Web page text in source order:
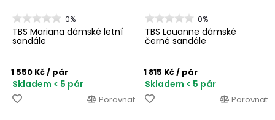
0%
TBS Mariana dámské letní
sandále
1 550 Kč/ pár
Skladem < 5 pár
Porovnat
0%
TBS Louanne dámské
černé sandále
1 815 Kč/ pár
Skladem < 5 pár
Porovnat